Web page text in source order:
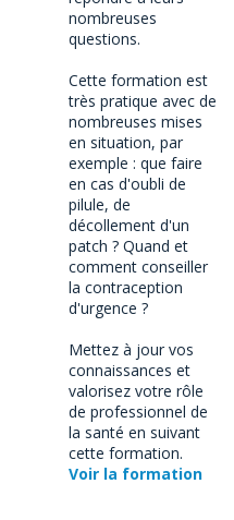
nombreuses
questions.
Cette formation est
très pratique avec de
nombreuses mises
en situation, par
exemple : que faire
en cas d'oubli de
pilule, de
décollement d'un
patch ? Quand et
comment conseiller
la contraception
d'urgence ?
Mettez à jour vos
connaissances et
valorisez votre rôle
de professionnel de
la santé en suivant
cette formation.
Voir la formation